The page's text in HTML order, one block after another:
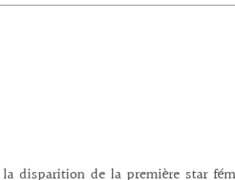
la disparition de la première star